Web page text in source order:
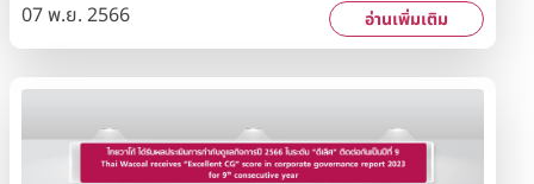
ธุรกิจอย่างยั่งยืน โดยคำนึงถึงความรับผิดชอบต่อสังคม สิ่ง
แวดล้อม และมีการบริหารงานตามหลักบรรษัทภิบาล
(Environmental, Social and Governance : ESG)
07 พ.ย. 2566 อ่านเพิ่มเติม